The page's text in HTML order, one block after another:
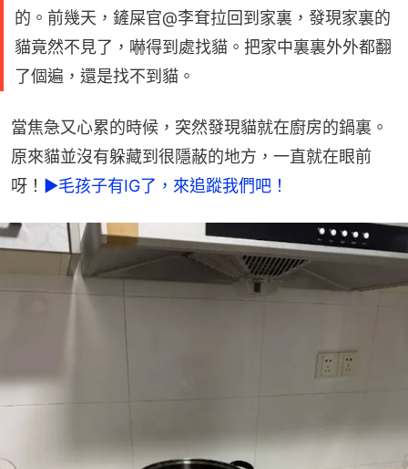
的。前幾天，鏟屎官@李耷拉回到家裏，發現家裏的
貓竟然不見了，嚇得到處找貓。把家中裏裏外外都翻
了個遍，還是找不到貓。
當焦急又心累的時候，突然發現貓就在廚房的鍋裏。
原來貓並沒有躲藏到很隱蔽的地方，一直就在眼前
呀！ ►毛孩子有IG了，來追蹤我們吧！